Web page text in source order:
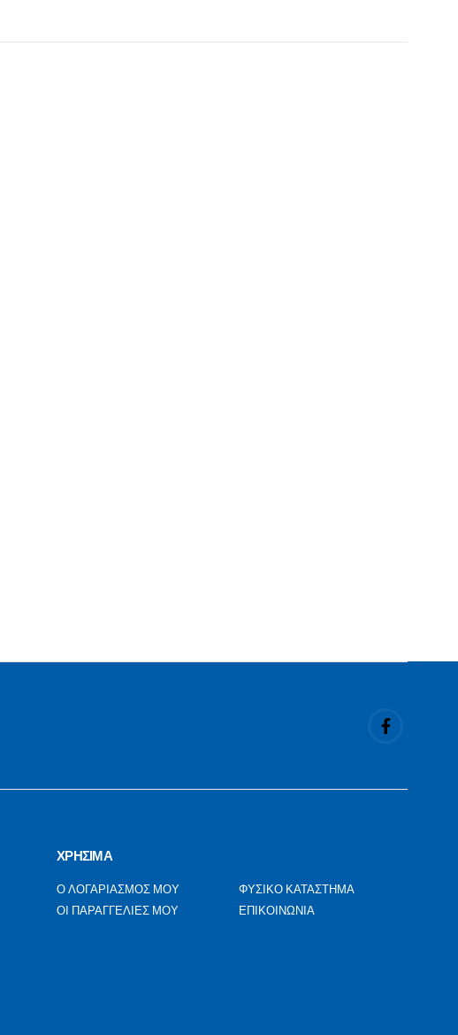
ΧΡΗΣΙΜΑ
Ο ΛΟΓΑΡΙΑΣΜΟΣ ΜΟΥ
ΟΙ ΠΑΡΑΓΓΕΛΙΕΣ ΜΟΥ
ΦΥΣΙΚΟ ΚΑΤΑΣΤΗΜΑ
ΕΠΙΚΟΙΝΩΝΙΑ